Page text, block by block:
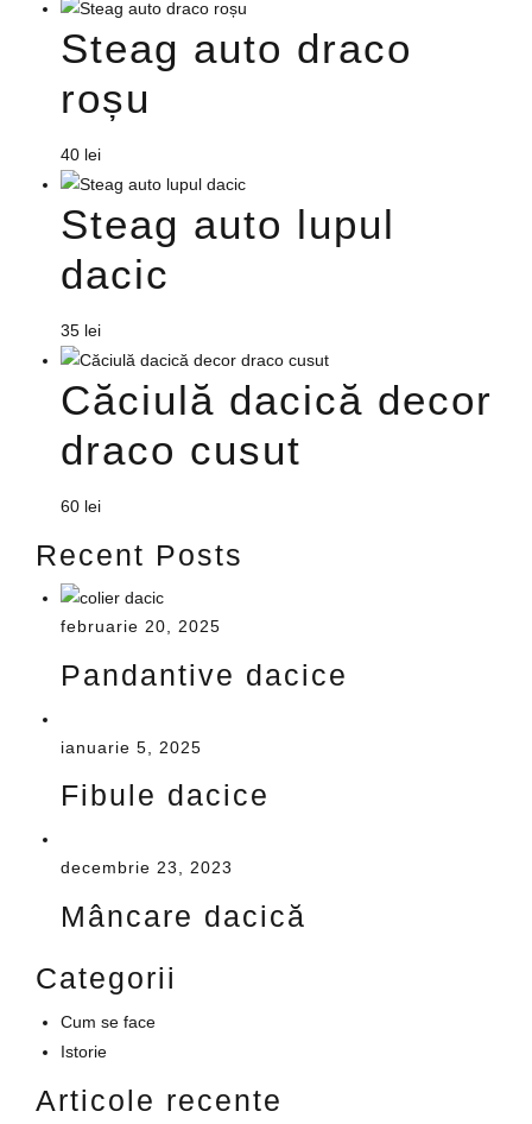
Steag auto draco
roșu
40 lei
Steag auto lupul
dacic
35 lei
Căciulă dacică decor
draco cusut
60 lei
Recent Posts
februarie 20, 2025
Pandantive dacice
ianuarie 5, 2025
Fibule dacice
decembrie 23, 2023
Mâncare dacică
Categorii
Cum se face
Istorie
Articole recente